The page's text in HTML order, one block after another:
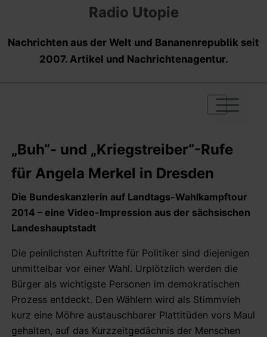
Radio Utopie
Nachrichten aus der Welt und Bananenrepublik seit
2007. Artikel und Nachrichtenagentur.
|
|
|
„Buh“- und „Kriegstreiber“-Rufe
für Angela Merkel in Dresden
Die Bundeskanzlerin auf Landtags-Wahlkampftour
2014 – eine Video-Impression aus der sächsischen
Landeshauptstadt
Die peinlichsten Auftritte für Politiker sind diejenigen
unmittelbar vor einer Wahl. Urplötzlich werden die
Bürger als wichtigste Personen im demokratischen
Prozess entdeckt. Den Wählern wird als Stimmvieh
kurz eine Möhre austauschbarer Plattitüden vors Maul
gehalten, auf das Kurzzeitgedächnis der Menschen